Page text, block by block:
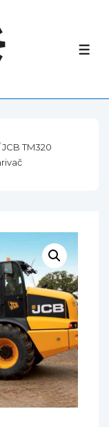
JCB TM320